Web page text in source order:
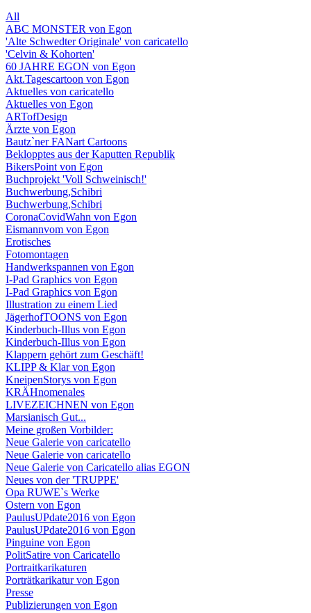
All
ABC MONSTER von Egon
'Alte Schwedter Originale' von caricatello
'Celvin & Kohorten'
60 JAHRE EGON von Egon
Akt.Tagescartoon von Egon
Aktuelles von caricatello
Aktuelles von Egon
ARTofDesign
Ärzte von Egon
Bautz`ner FANart Cartoons
Beklopptes aus der Kaputten Republik
BikersPoint von Egon
Buchprojekt 'Voll Schweinisch!'
Buchwerbung,Schibri
Buchwerbung,Schibri
CoronaCovidWahn von Egon
Eismannvom von Egon
Erotisches
Fotomontagen
Handwerkspannen von Egon
I-Pad Graphics von Egon
I-Pad Graphics von Egon
Illustration zu einem Lied
JägerhofTOONS von Egon
Kinderbuch-Illus von Egon
Kinderbuch-Illus von Egon
Klappern gehört zum Geschäft!
KLIPP & Klar von Egon
KneipenStorys von Egon
KRÄHnomenales
LIVEZEICHNEN von Egon
Marsianisch Gut...
Meine großen Vorbilder:
Neue Galerie von caricatello
Neue Galerie von caricatello
Neue Galerie von Caricatello alias EGON
Neues von der 'TRUPPE'
Opa RUWE`s Werke
Ostern von Egon
PaulusUPdate2016 von Egon
PaulusUPdate2016 von Egon
Pinguine von Egon
PolitSatire von Caricatello
Portraitkarikaturen
Porträtkarikatur von Egon
Presse
Publizierungen von Egon